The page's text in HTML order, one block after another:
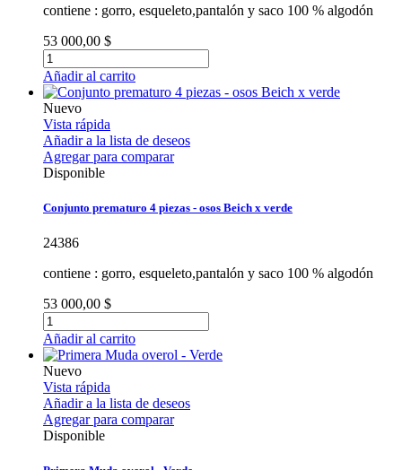
contiene : gorro, esqueleto,pantalón y saco 100 % algodón
53 000,00 $
Añadir al carrito
Nuevo
Vista rápida
Añadir a la lista de deseos
Agregar para comparar
Disponible
Conjunto prematuro 4 piezas - osos Beich x verde
24386
contiene : gorro, esqueleto,pantalón y saco 100 % algodón
53 000,00 $
Añadir al carrito
Nuevo
Vista rápida
Añadir a la lista de deseos
Agregar para comparar
Disponible